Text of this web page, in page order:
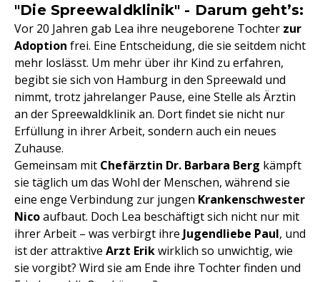
"Die Spreewaldklinik" - Darum geht’s:
Vor 20 Jahren gab Lea ihre neugeborene Tochter zur
Adoption frei. Eine Entscheidung, die sie seitdem nicht
mehr loslässt. Um mehr über ihr Kind zu erfahren,
begibt sie sich von Hamburg in den Spreewald und
nimmt, trotz jahrelanger Pause, eine Stelle als Ärztin
an der Spreewaldklinik an. Dort findet sie nicht nur
Erfüllung in ihrer Arbeit, sondern auch ein neues
Zuhause.
Gemeinsam mit Chefärztin Dr. Barbara Berg kämpft
sie täglich um das Wohl der Menschen, während sie
eine enge Verbindung zur jungen Krankenschwester
Nicoaufbaut. Doch Lea beschäftigt sich nicht nur mit
ihrer Arbeit – was verbirgt ihre Jugendliebe Paul, und
ist der attraktive Arzt Erikwirklich so unwichtig, wie
sie vorgibt? Wird sie am Ende ihre Tochter finden und